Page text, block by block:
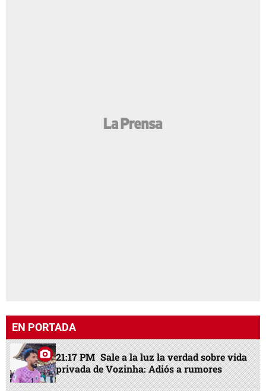
EN PORTADA
21:17 PM Sale a la luz la verdad sobre vida
privada de Vozinha: Adiós a rumores